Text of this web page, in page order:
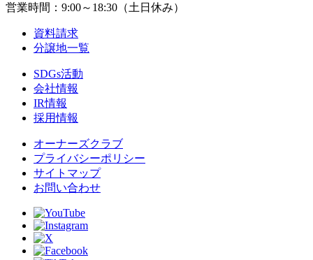
営業時間：9:00～18:30（土日休み）
資料請求
分譲地一覧
SDGs活動
会社情報
IR情報
採用情報
オーナーズクラブ
プライバシーポリシー
サイトマップ
お問い合わせ